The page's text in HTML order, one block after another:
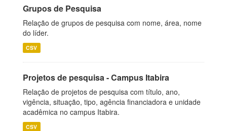
Grupos de Pesquisa
Relação de grupos de pesquisa com nome, área, nome
do líder.
CSV
Projetos de pesquisa - Campus Itabira
Relação de projetos de pesquisa com título, ano,
vigência, situação, tipo, agência financiadora e unidade
acadêmica no campus Itabira.
CSV